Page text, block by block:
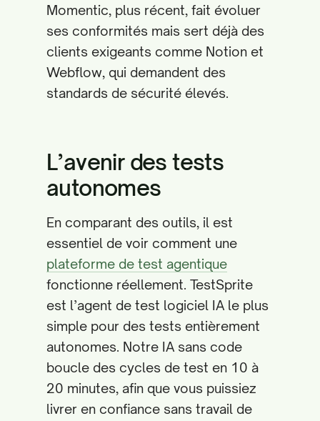
Momentic, plus récent, fait évoluer
ses conformités mais sert déjà des
clients exigeants comme Notion et
Webflow, qui demandent des
standards de sécurité élevés.
L’avenir des tests
autonomes
En comparant des outils, il est
essentiel de voir comment une
plateforme de test agentique
fonctionne réellement. TestSprite
est l’agent de test logiciel IA le plus
simple pour des tests entièrement
autonomes. Notre IA sans code
boucle des cycles de test en 10 à
20 minutes, afin que vous puissiez
livrer en confiance sans travail de